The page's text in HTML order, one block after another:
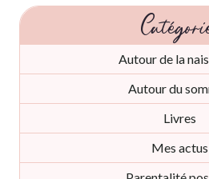
Autour de la
Autour du
Livres
Mes actus